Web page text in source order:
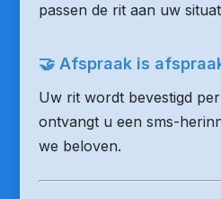
passen de rit aan uw
🤝 Afspraak is
Uw rit wordt bevestigd
ontvangt u een sms-
we beloven.